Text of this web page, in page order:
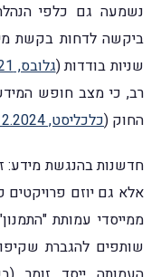
נשמעה גם כלפי
ביקשה לדחות בקשת
שניות בודדות (גלובס, 19.10.2021
רב, כי מצב חופש
החוק (כלכליסט, 25.12.2024
חדשנות בהנגשת מידע:
אלא גם יוזם פרויקטים
ממייסדי עמותת
שותפים להגברת